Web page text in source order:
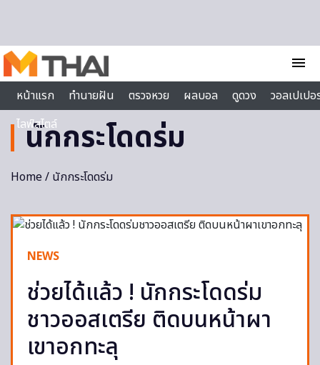
menu
หน้าแรก
ทำนายฝัน ตรวจหวย ผลบอล ดูดวง
วอลเปเป
ไลฟ์สไตล์
นักกระโดดร่ม
Home/ นักกระโดดร่ม
NEWS
ช่วยได้แล้ว ! นักกระโดดร่ม
ชาวออสเตรีย ติดบนหน้าผา
เขาอกทะลุ